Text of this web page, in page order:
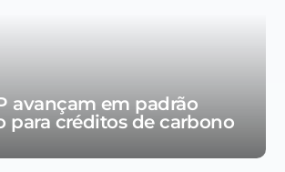
avançam em padrão
para créditos de carbono